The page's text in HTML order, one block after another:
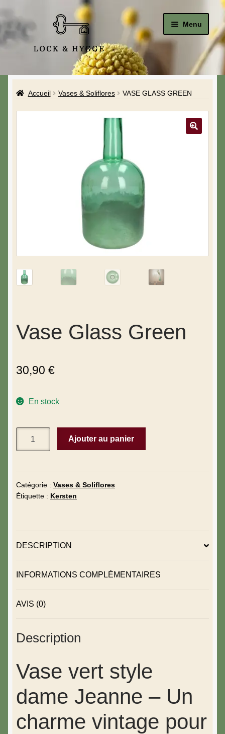
Menu
Le Studio
Accueil Vases & Soliflores VASE GLASS GREEN
Vase Glass Green
30,90 €
En stock
Ajouter au panier
Catégorie : Vases & Soliflores
Étiquette : Kersten
DESCRIPTION
INFORMATIONS COMPLÉMENTAIRES
AVIS (0)
Description
Vase vert style
dame Jeanne – Un
charme vintage pour